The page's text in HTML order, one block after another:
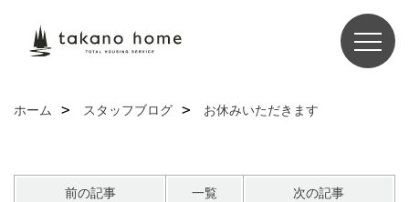
ホーム スタッフブログ お休みいただきます
前の記事 一覧 次の記事